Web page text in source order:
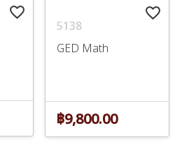
favorite_border favorite_border
5138
GED Math
฿9,800.00